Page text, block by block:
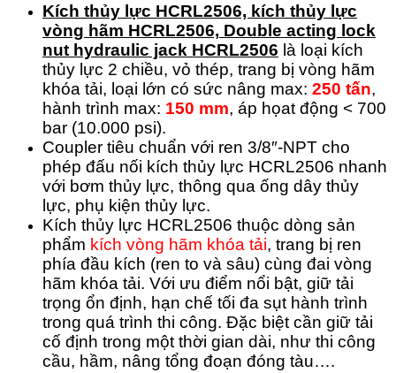
Kích thủy lực HCRL2506, kích thủy lực
vòng hãm HCRL2506, Double acting lock
nut hydraulic jack HCRL2506 là loại kích
thủy lực 2 chiều, vỏ thép, trang bị vòng hãm
khóa tải, loại lớn có sức nâng max: 250 tấn,
hành trình max: 150 mm, áp họat động < 700
bar (10.000 psi).
Coupler tiêu chuẩn với ren 3/8″-NPT cho
phép đấu nối kích thủy lực HCRL2506 nhanh
với bơm thủy lực, thông qua ống dây thủy
lực, phụ kiện thủy lực.
Kích thủy lực HCRL2506 thuộc dòng sản
phẩm kích vòng hãm khóa tải, trang bị ren
phía đầu kích (ren to và sâu) cùng đai vòng
hãm khóa tải. Với ưu điểm nổi bật, giữ tải
trọng ổn định, hạn chế tối đa sụt hành trình
trong quá trình thi công. Đặc biệt cần giữ tải
cố định trong một thời gian dài, như thi công
cầu, hầm, nâng tổng đoạn đóng tàu….